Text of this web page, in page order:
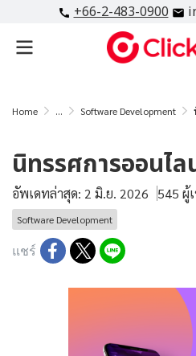
+66-2-483-0900
Home ... Software Development
นิทรรศการออนไ
อัพเดทล่าสุด: 2 มิ.ย. 2026 545 ผู้
Software Development
แชร์